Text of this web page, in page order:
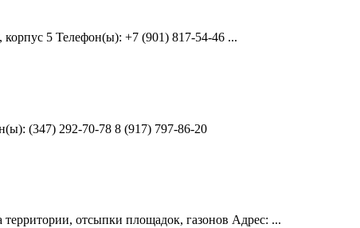
5 Телефон(ы): +7 (901) 817-54-46 ...
(347) 292-70-78 8 (917) 797-86-20
отсыпки площадок, газонов Адрес: ...